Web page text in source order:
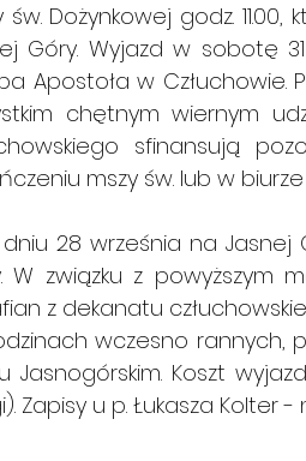
św. Dożynkowej godz.
Góry. Wyjazd w sobotę
Apostoła w Człuchowie.
chętnym wiernym
sfinansują
mszy św. lub w
dniu 28 września na
W związku z powyższym
z dekanatu
wczesno rannych,
Jasnogórskim. Koszt
Zapisy u p. Łukasza Kolter